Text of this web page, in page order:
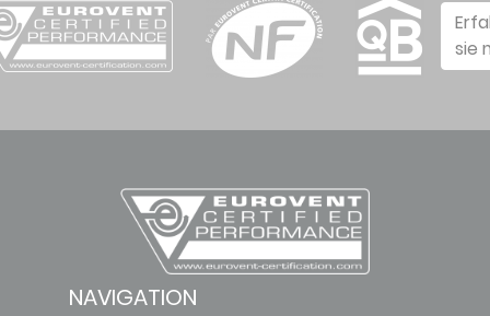
sie
NAVIGATION